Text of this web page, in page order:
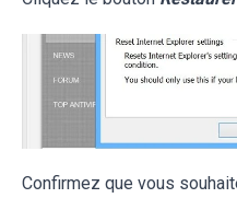
Confirmez que vous